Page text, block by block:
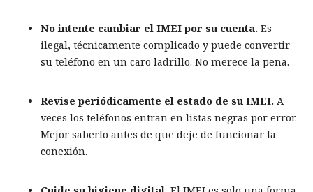
No intente cambiar el IMEI por su cuenta. Es
ilegal, técnicamente complicado y puede convertir
su teléfono en un caro ladrillo. No merece la pena.
Revise periódicamente el estado de su IMEI. A
veces los teléfonos entran en listas negras por error.
Mejor saberlo antes de que deje de funcionar la
conexión.